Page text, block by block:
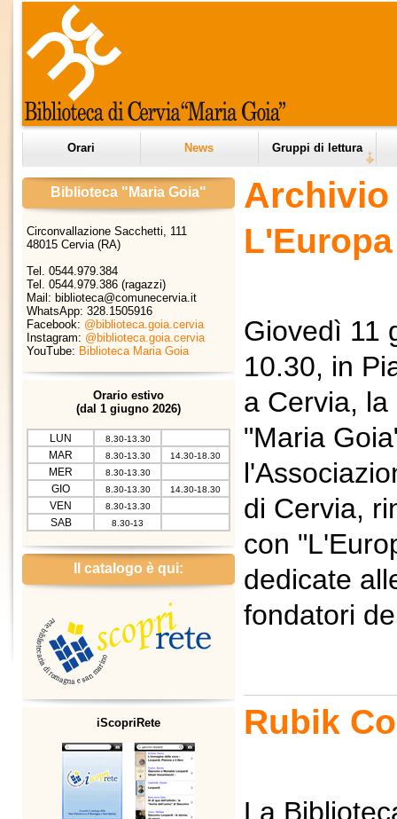
Orari News Gruppi di lettura
Biblioteca "Maria Goia"
Circonvallazione Sacchetti, 111
48015 Cervia (RA)
Tel. 0544.979.384
Tel. 0544.979.386 (ragazzi)
Mail: biblioteca@comunecervia.it
WhatsApp: 328.1505916
Facebook: @biblioteca.goia.cervia
Instagram: @biblioteca.goia.cervia
YouTube: Biblioteca Maria Goia
Orario estivo
(dal 1 giugno 2026)
LUN 8.30-13.30
MAR 8.30-13.30 14.30-18.30
MER 8.30-13.30
GIO 8.30-13.30 14.30-18.30
VEN 8.30-13.30
SAB 8.30-13
Il catalogo è qui:
iScopriRete
Giovedì 11
10.30, in
a Cervia,
"Maria
di Cervia,
con
dedicate
fondatori
Rubik
La